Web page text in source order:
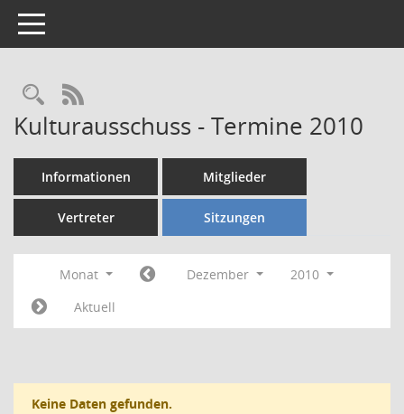
Toggle navigation
Rechercheauswahl
RSS-Feed
Kulturausschuss - Termine 2010
Informationen Mitglieder
Vertreter Sitzungen
Monat Dezember
2010
Aktuell
Keine Daten gefunden.